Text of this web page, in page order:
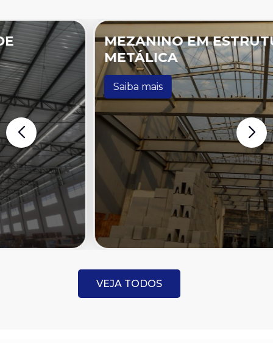
MEZANINO EM ESTRUTURA
METÁLICA
Saiba mais
VEJA TODOS